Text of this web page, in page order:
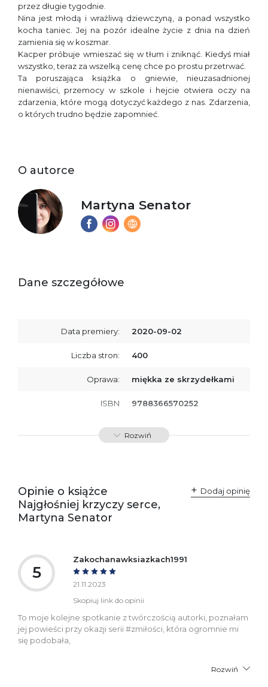
przez długie tygodnie.
Nina jest młodą i wrażliwą dziewczyną, a ponad wszystko
kocha taniec. Jej na pozór idealne życie z dnia na dzień
zamienia się w koszmar.
Kacper próbuje wmieszać się w tłum i zniknąć. Kiedyś miał
wszystko, teraz za wszelką cenę chce po prostu przetrwać.
Ta poruszająca książka o gniewie, nieuzasadnionej
nienawiści, przemocy w szkole i hejcie otwiera oczy na
zdarzenia, które mogą dotyczyć każdego z nas. Zdarzenia,
o których trudno będzie zapomnieć.
O autorce
Martyna Senator
Dane szczegółowe
Data premiery: 2020-09-02
Liczba stron: 400
Oprawa: miękka ze skrzydełkami
ISBN 9788366570252
SKU: K734357
kontakt@wydajenamsie.pl
+48 61 623 38 38
Rozwiń
Opinie o książce
Najgłośniej krzyczy serce,
Martyna Senator
Dodaj opinię
5
Zakochanawksiazkach1991
21.11.2023
Skopiuj link do opinii
To moje kolejne spotkanie z twórczością autorki, poznałam
jej powieści przy okazji serii #zmiłości, która ogromnie mi
się podobała,
Rozwiń